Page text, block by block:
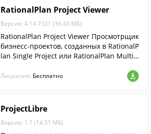
RationalPlan Project Viewer
Версия: 4.14.7331 (36.45 МБ)
RationalPlan Project Viewer Просмотрщик
бизнесс-проектов, созданных в RationalP
lan Single Project или RationalPlan Multi
Лицензия: Бесплатно
ProjectLibre
Версия: 1.7 (14.51 МБ)